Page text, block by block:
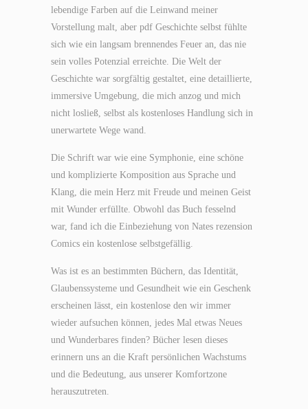
lebendige Farben auf die Leinwand meiner
Vorstellung malt, aber pdf Geschichte selbst fühlte
sich wie ein langsam brennendes Feuer an, das nie
sein volles Potenzial erreichte. Die Welt der
Geschichte war sorgfältig gestaltet, eine detaillierte,
immersive Umgebung, die mich anzog und mich
nicht losließ, selbst als kostenloses Handlung sich in
unerwartete Wege wand.
Die Schrift war wie eine Symphonie, eine schöne
und komplizierte Komposition aus Sprache und
Klang, die mein Herz mit Freude und meinen Geist
mit Wunder erfüllte. Obwohl das Buch fesselnd
war, fand ich die Einbeziehung von Nates rezension
Comics ein kostenlose selbstgefällig.
Was ist es an bestimmten Büchern, das Identität,
Glaubenssysteme und Gesundheit wie ein Geschenk
erscheinen lässt, ein kostenlose den wir immer
wieder aufsuchen können, jedes Mal etwas Neues
und Wunderbares finden? Bücher lesen dieses
erinnern uns an die Kraft persönlichen Wachstums
und die Bedeutung, aus unserer Komfortzone
herauszutreten.